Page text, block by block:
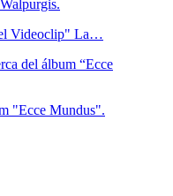
Videoclip" La…
"Ecce Mundus".